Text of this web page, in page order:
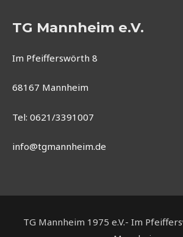
TG Mannheim e.V.
Im Pfeifferswörth 8
68167 Mannheim
Tel: 0621/3391007
info@tgmannheim.de
TG Mannheim 1975 e.V.- Im